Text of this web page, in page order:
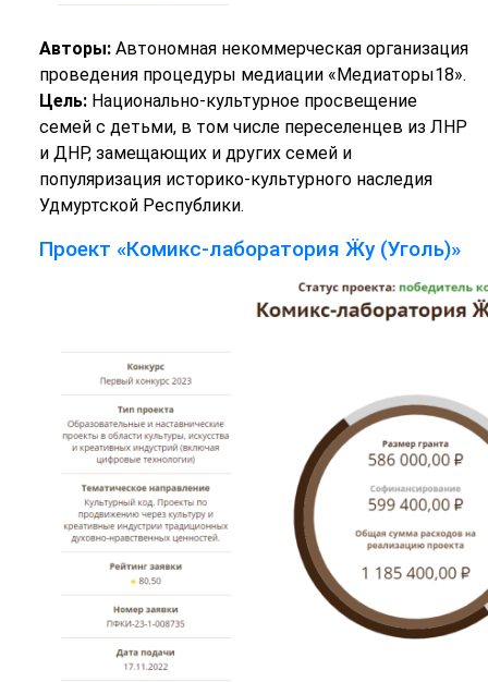
Авторы:Автономная некоммерческая организация
проведения процедуры медиации «Медиаторы18».
Цель:Национально-культурное просвещение
семей с детьми, в том числе переселенцев из ЛНР
и ДНР, замещающих и других семей и
популяризация историко-культурного наследия
Удмуртской Республики.
Проект «Комикс-лаборатория Ӝу (Уголь)»